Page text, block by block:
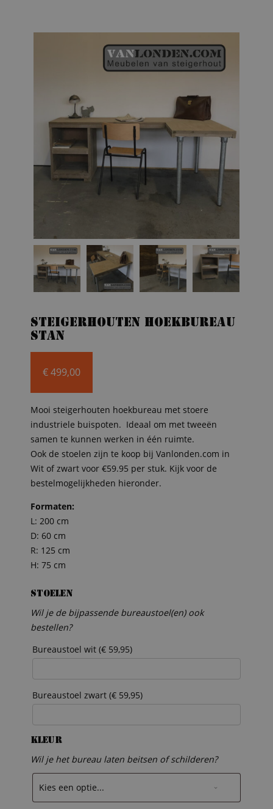
Steigerhouten hoekbureau
Stan
€499,00
Mooi steigerhouten hoekbureau met stoere
industriele buispoten. Ideaal om met tweeën
samen te kunnen werken in één ruimte.
Ook de stoelen zijn te koop bij Vanlonden.com in
Wit of zwart voor €59.95 per stuk. Kijk voor de
bestelmogelijkheden hieronder.
Formaten:
L: 200 cm
D: 60 cm
R: 125 cm
H: 75 cm
Stoelen
Wil je de bijpassende bureaustoel(en) ook
bestellen?
Bureaustoel wit (€ 59,95)
Bureaustoel zwart (€ 59,95)
Kleur
Wil je het bureau laten beitsen of schilderen?